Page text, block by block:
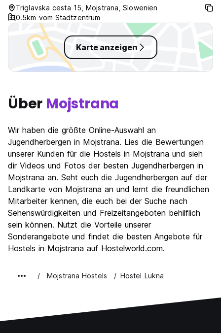
Nähe und die Zimmer sind schön
groß.
issue. I will
Triglavska cesta 15, Mojstrana, Slowenien
0.5km vom Stadtzentrum
Karte anzeigen
Über Mojstrana
Wir haben die größte Online-Auswahl an
Jugendherbergen in Mojstrana. Lies die Bewertungen
unserer Kunden für die Hostels in Mojstrana und sieh
dir Videos und Fotos der besten Jugendherbergen in
Mojstrana an. Seht euch die Jugendherbergen auf der
Landkarte von Mojstrana an und lernt die freundlichen
Mitarbeiter kennen, die euch bei der Suche nach
Sehenswürdigkeiten und Freizeitangeboten behilflich
sein können. Nutzt die Vorteile unserer
Sonderangebote und findet die besten Angebote für
Hostels in Mojstrana auf Hostelworld.com.
Mojstrana Hostels Hostel Lukna